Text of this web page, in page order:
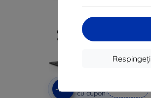
Respingeți
-10%
cu cupon